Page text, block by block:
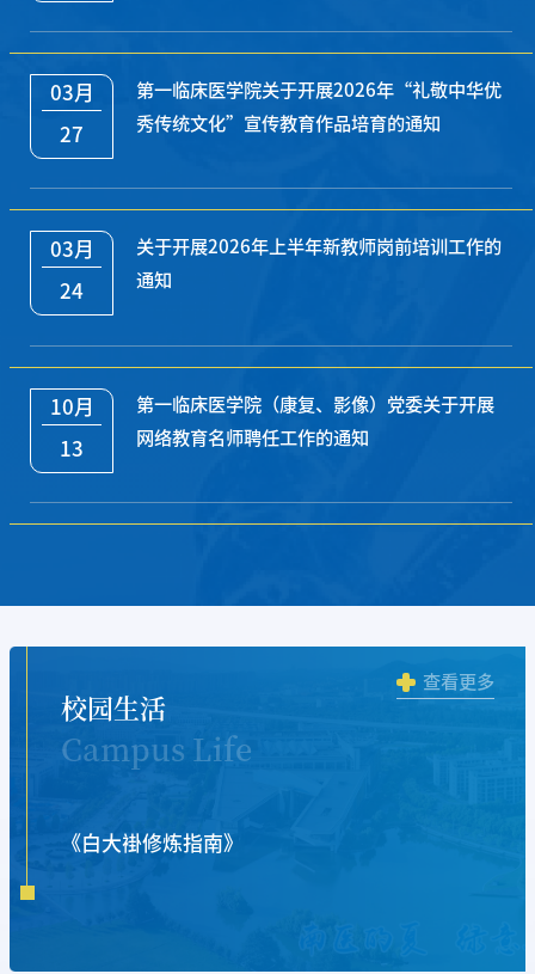
03月
27
第一临床医学院关于开展2026年“礼敬中华优
秀传统文化”宣传教育作品培育的通知
03月
24
关于开展2026年上半年新教师岗前培训工作的
通知
10月
13
第一临床医学院（康复、影像）党委关于开展
网络教育名师聘任工作的通知
校园生活
Campus Life
查看更多
《白大褂修炼指南》